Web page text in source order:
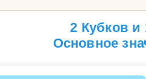
2 Кубков и
Основное